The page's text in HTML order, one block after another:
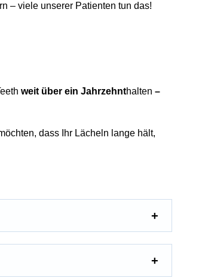
– viele unserer Patienten tun das!
weit über ein Jahrzehnthalten –
dass Ihr Lächeln lange hält,